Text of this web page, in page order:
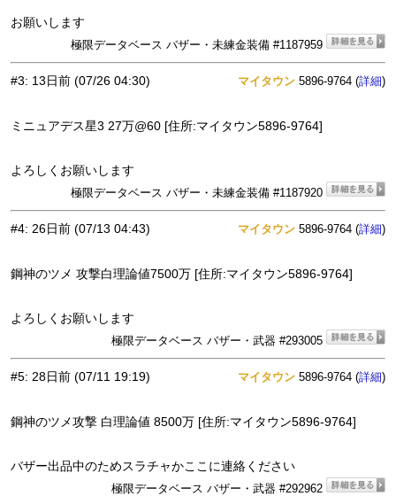
お願いします
極限データベース バザー・未練金装備 #1187959
#3: 13日前 (07/26 04:30) マイタウン 5896-9764 (詳細)
ミニュアデス星3 27万@60 [住所:マイタウン5896-9764]
よろしくお願いします
極限データベース バザー・未練金装備 #1187920
#4: 26日前 (07/13 04:43) マイタウン 5896-9764 (詳細)
鋼神のツメ 攻撃白理論値7500万 [住所:マイタウン5896-9764]
よろしくお願いします
極限データベース バザー・武器 #293005
#5: 28日前 (07/11 19:19) マイタウン 5896-9764 (詳細)
鋼神のツメ攻撃 白理論値 8500万 [住所:マイタウン5896-9764]
バザー出品中のためスラチャかここに連絡ください
極限データベース バザー・武器 #292962